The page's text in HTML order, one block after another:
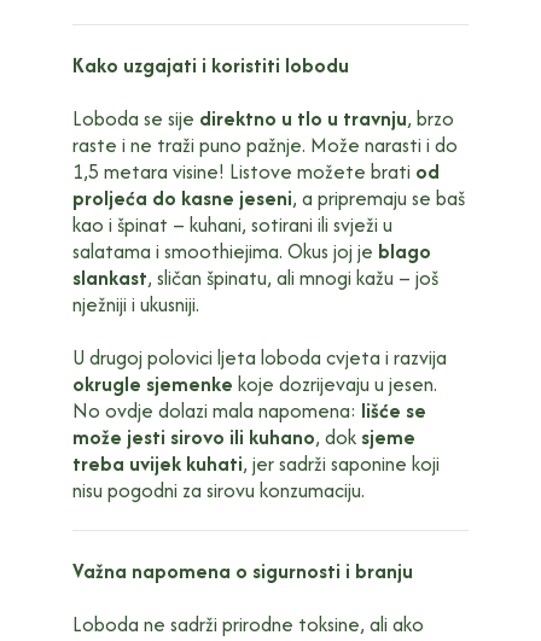
Kako uzgajati i koristiti lobodu
Loboda se sije direktno u tlo u travnju, brzo
raste i ne traži puno pažnje. Može narasti i do
1,5 metara visine! Listove možete brati od
proljeća do kasne jeseni, a pripremaju se baš
kao i špinat – kuhani, sotirani ili svježi u
salatama i smoothiejima. Okus joj je blago
slankast, sličan špinatu, ali mnogi kažu – još
nježniji i ukusniji.
U drugoj polovici ljeta loboda cvjeta i razvija
okrugle sjemenke koje dozrijevaju u jesen.
No ovdje dolazi mala napomena: lišće se
može jesti sirovo ili kuhano, dok sjeme
treba uvijek kuhati, jer sadrži saponine koji
nisu pogodni za sirovu konzumaciju.
Važna napomena o sigurnosti i branju
Loboda ne sadrži prirodne toksine, ali ako